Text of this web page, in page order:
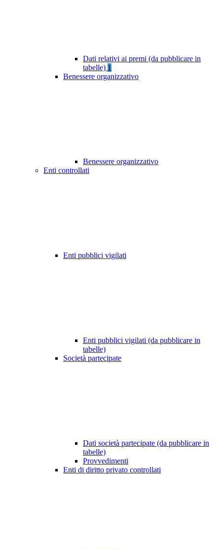
Dati relativi ai premi (da pubblicare in
tabelle) 1
Benessere organizzativo
Benessere organizzativo
Enti controllati
Enti pubblici vigilati
Enti pubblici vigilati (da pubblicare in
tabelle)
Società partecipate
Dati società partecipate (da pubblicare in
tabelle)
Provvedimenti
Enti di diritto privato controllati